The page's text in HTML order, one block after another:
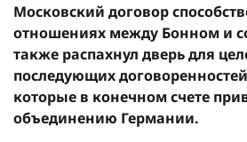
Московский договор
отношениях между Бонном и
также распахнул дверь для
последующих
которые в конечном счете
объединению Германии.